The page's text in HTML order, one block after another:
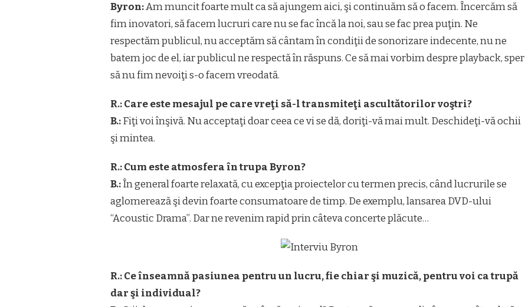
Byron:Am muncit foarte mult ca să ajungem aici, şi continuăm să o facem. Încercăm să
fim inovatori, să facem lucruri care nu se fac încă la noi, sau se fac prea puţin. Ne
respectăm publicul, nu acceptăm să cântam în condiţii de sonorizare indecente, nu ne
batem joc de el, iar publicul ne respectă în răspuns. Ce să mai vorbim despre playback, sper
să nu fim nevoiţi s-o facem vreodată.
R.: Care este mesajul pe care vreţi să-l transmiteţi ascultătorilor voştri?
B.:Fiţi voi înşivă. Nu acceptaţi doar ceea ce vi se dă, doriţi-vă mai mult. Deschideţi-vă ochii
şi mintea.
R.: Cum este atmosfera în trupa Byron?
B.:În general foarte relaxată, cu excepţia proiectelor cu termen precis, când lucrurile se
aglomerează şi devin foarte consumatoare de timp. De exemplu, lansarea DVD-ului
“Acoustic Drama”. Dar ne revenim rapid prin câteva concerte plăcute…
R.: Ce înseamnă pasiunea pentru un lucru, fie chiar şi muzică, pentru voi ca trupă
dar şi individual?